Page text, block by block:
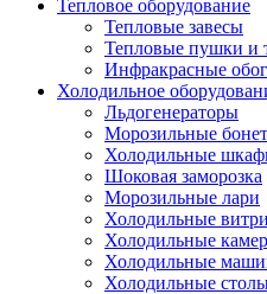
Тепловое оборудование
Тепловые завесы
Тепловые пушки и
Инфракрасные
Холодильное
Льдогенераторы
Морозильные
Холодильные
Шоковая заморозка
Морозильные лари
Холодильные
Холодильные
Холодильные
Холодильные